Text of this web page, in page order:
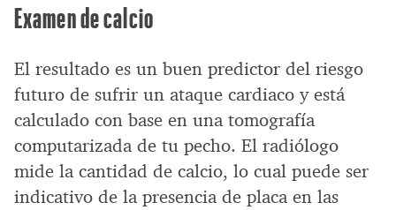
Examen de calcio
El resultado es un buen predictor del riesgo
futuro de sufrir un ataque cardiaco y está
calculado con base en una tomografía
computarizada de tu pecho. El radiólogo
mide la cantidad de calcio, lo cual puede ser
indicativo de la presencia de placa en las